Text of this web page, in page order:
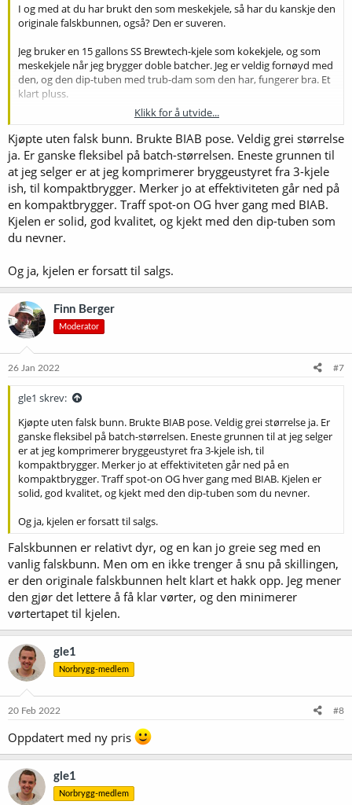
I og med at du har brukt den som meskekjele, så har du kanskje den
originale falskbunnen, også? Den er suveren.
Jeg bruker en 15 gallons SS Brewtech-kjele som kokekjele, og som
meskekjele når jeg brygger doble batcher. Jeg er veldig fornøyd med
den, og den dip-tuben med trub-dam som den har, fungerer bra. Et
klart pluss.
Størrelsen er fin, også. 37,85 liter er litt mer enn vanlig 35-liter, og en
forskjell som kan komme godt med noen ganger.
Bare synd jeg ikke trenger ny kjele .
Klikk for å utvide...
Kjøpte uten falsk bunn. Brukte BIAB pose. Veldig grei størrelse
ja. Er ganske fleksibel på batch-størrelsen. Eneste grunnen til
at jeg selger er at jeg komprimerer bryggeustyret fra 3-kjele
ish, til kompaktbrygger. Merker jo at effektiviteten går ned på
en kompaktbrygger. Traff spot-on OG hver gang med BIAB.
Kjelen er solid, god kvalitet, og kjekt med den dip-tuben som
du nevner.
Og ja, kjelen er forsatt til salgs.
Finn Berger
Moderator
26 Jan 2022 #7
gle1 skrev:
Kjøpte uten falsk bunn. Brukte BIAB pose. Veldig grei størrelse ja. Er
ganske fleksibel på batch-størrelsen. Eneste grunnen til at jeg selger
er at jeg komprimerer bryggeustyret fra 3-kjele ish, til
kompaktbrygger. Merker jo at effektiviteten går ned på en
kompaktbrygger. Traff spot-on OG hver gang med BIAB. Kjelen er
solid, god kvalitet, og kjekt med den dip-tuben som du nevner.
Og ja, kjelen er forsatt til salgs.
Falskbunnen er relativt dyr, og en kan jo greie seg med en
vanlig falskbunn. Men om en ikke trenger å snu på skillingen,
er den originale falskbunnen helt klart et hakk opp. Jeg mener
den gjør det lettere å få klar vørter, og den minimerer
vørtertapet til kjelen.
gle1
Norbrygg-medlem
20 Feb 2022 #8
Oppdatert med ny pris
gle1
Norbrygg-medlem